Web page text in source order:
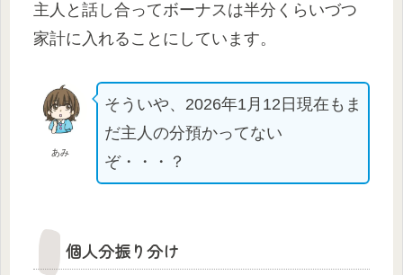
主人と話し合ってボーナスは半分くらいづつ
家計に入れることにしています。
あみ
そういや、2026年1月12日現在もま
だ主人の分預かってない
ぞ・・・？
個人分振り分け